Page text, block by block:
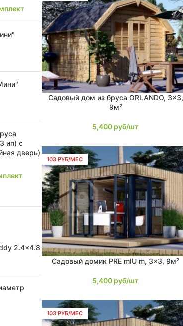
1
1
ип) с
дверь)
2.4x4.8
В КОРЗИНУ
Садовый дом из бруса ORLANDO, 3×3,
9м²
5,400 руб/шт
103 РУБ/МЕС
В КОРЗИНУ
Садовый домик PRE mIU m, 3×3, 9м²
5,400 руб/шт
103 РУБ/МЕС